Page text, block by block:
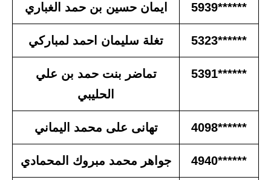
******5939 ايمان حسين بن حمد الغباري
******5323 تغلة سليمان احمد لمباركي
******5391
تماضر بنت حمد بن علي
الحليبي
******4098 تهانى على محمد اليماني
******4940 جواهر محمد مبروك المحمادي